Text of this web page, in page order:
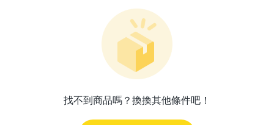
找不到商品嗎？換換其他條件吧！